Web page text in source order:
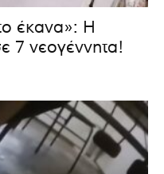
έκανα»: Η
7 νεογέννητα!